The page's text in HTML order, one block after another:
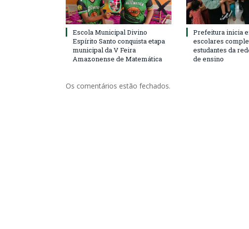
Escola Municipal Divino
Espírito Santo conquista etapa
municipal da V Feira
Amazonense de Matemática
Prefeitura inicia
escolares
estudantes da
de ensino
Os comentários estão fechados.